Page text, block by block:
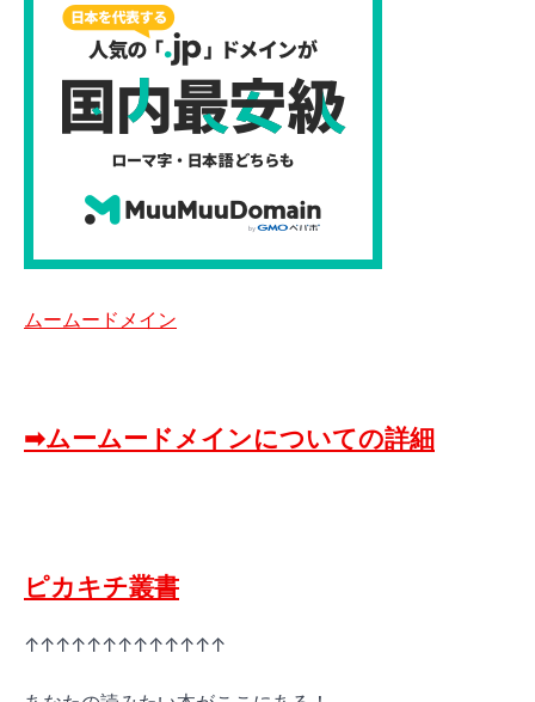
ムームードメイン
➡ムームードメインについての詳細
ピカキチ叢書
↑↑↑↑↑↑↑↑↑↑↑↑↑